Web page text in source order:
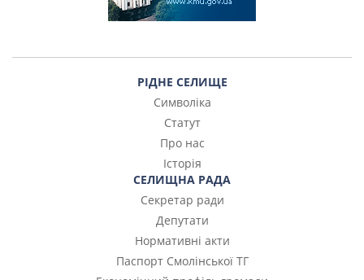
РІДНЕ СЕЛИЩЕ
Символіка
Статут
Про нас
Історія
СЕЛИЩНА РАДА
Секретар ради
Депутати
Нормативні акти
Паспорт Смолінської ТГ